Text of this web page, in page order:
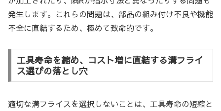
発生します。これらの問題は、部品の組み付け不良や機能
不全に直結するため、極めて致命的です。
工具寿命を縮め、コスト増に直結する溝フライ
ス選びの落とし穴
適切な溝フライスを選択しないことは、工具寿命の短縮と